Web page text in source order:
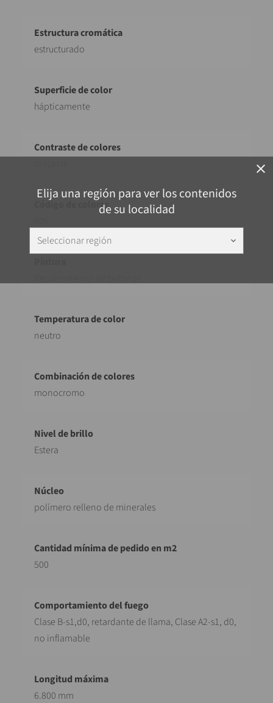
close
Elija una región para ver los contenidos
de su localidad
Seleccionar región keyboard_arrow_down
estructurado
hápticamente
neutro
monocromo
Estera
polímero relleno de minerales
500
Clase B-s1,d0, retardante de llama, Clase A2-s1, d0,
no inflamable
6.800 mm